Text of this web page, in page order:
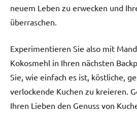
neuem Leben zu erwecken und
überraschen.
Experimentieren Sie also mit
Kokosmehl in Ihren nächsten
Sie, wie einfach es ist, köstliche,
verlockende Kuchen zu kreieren.
Ihren Lieben den Genuss von